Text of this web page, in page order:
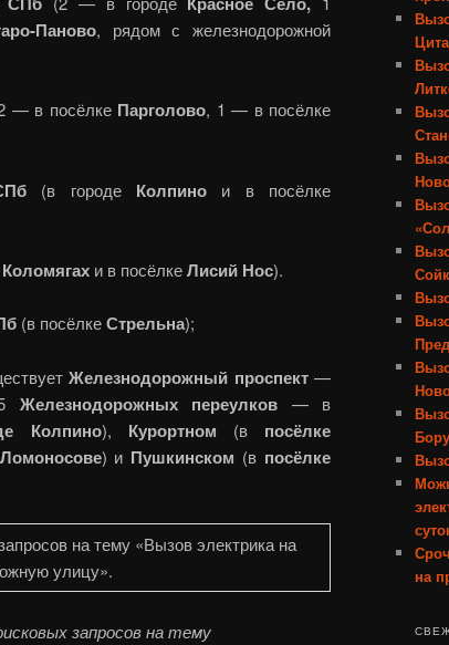
Паново, рядом с железнодорожной
— в посёлке Парголово, 1 — в посёлке
(в городе Колпино и в посёлке
Коломягах и в посёлкеЛисий Нос).
(в посёлкеСтрельна);
Железнодорожный проспект—
Железнодорожных переулков — в
Колпино), Курортном (в посёлке
) и Пушкинском (в посёлке
запросов на тему
Бору
на